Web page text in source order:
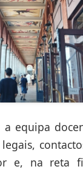
a equipa
e, na reta